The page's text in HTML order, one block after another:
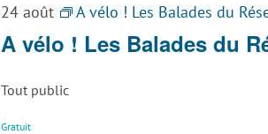
24 août A vélo ! Les Balades du
A vélo ! Les Balades du
Tout public
Gratuit